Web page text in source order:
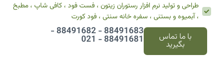
طراحی و تولید نرم افزار رستوران زیتون ، فست فود ، کافی شاپ ، مطبخ
، آبمیوه و بستنی ، سفره خانه سنتی ، فود کورت
با ما تماس
بگیرید
88491683 - 88491682 -
88491681 - 021